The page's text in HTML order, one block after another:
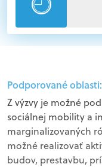
Podporované oblasti:
Z výzvy je možné
sociálnej mobility a
marginalizovaných
možné realizovať
budov, prestavbu,